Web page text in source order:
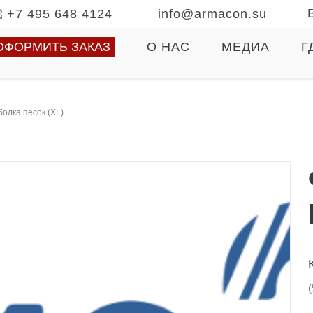
+7 495 648 4124 info@armacon.su
ЗАКАЗ О НАС МЕДИА
песок (XL)